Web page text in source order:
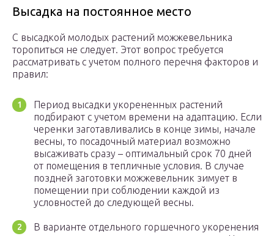
Высадка на постоянное место
С высадкой молодых растений можжевельника
торопиться не следует. Этот вопрос требуется
рассматривать с учетом полного перечня факторов и
правил:
Период высадки укорененных растений
подбирают с учетом времени на адаптацию. Если
черенки заготавливались в конце зимы, начале
весны, то посадочный материал возможно
высаживать сразу – оптимальный срок 70 дней
от помещения в тепличные условия. В случае
поздней заготовки можжевельник зимует в
помещении при соблюдении каждой из
условностей до следующей весны.
В варианте отдельного горшечного укоренения